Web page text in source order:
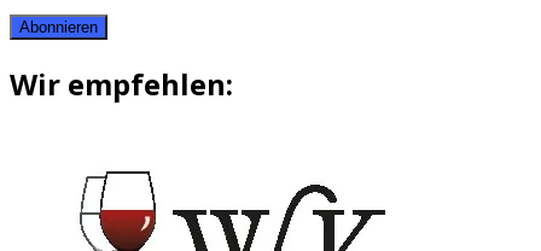
Abonnieren
Wir empfehlen: